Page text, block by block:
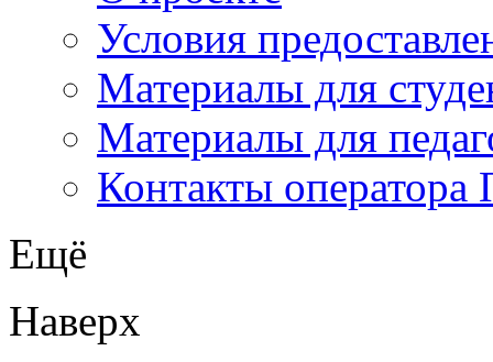
Условия
Материалы для
Материалы для
Контакты оператора
Ещё
Наверх